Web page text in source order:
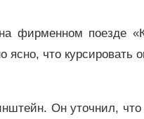
фирменном поезде
что курсировать
Он уточнил, что